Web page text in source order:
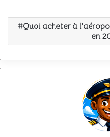
Quoi acheter à
en